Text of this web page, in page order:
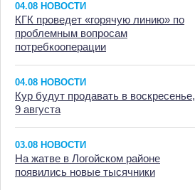
04.08 НОВОСТИ
КГК проведет «горячую линию» по
проблемным вопросам
потребкооперации
04.08 НОВОСТИ
Кур будут продавать в воскресенье,
9 августа
03.08 НОВОСТИ
На жатве в Логойском районе
появились новые тысячники